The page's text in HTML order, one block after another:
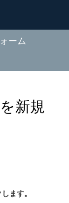
ーム
新規
ます。